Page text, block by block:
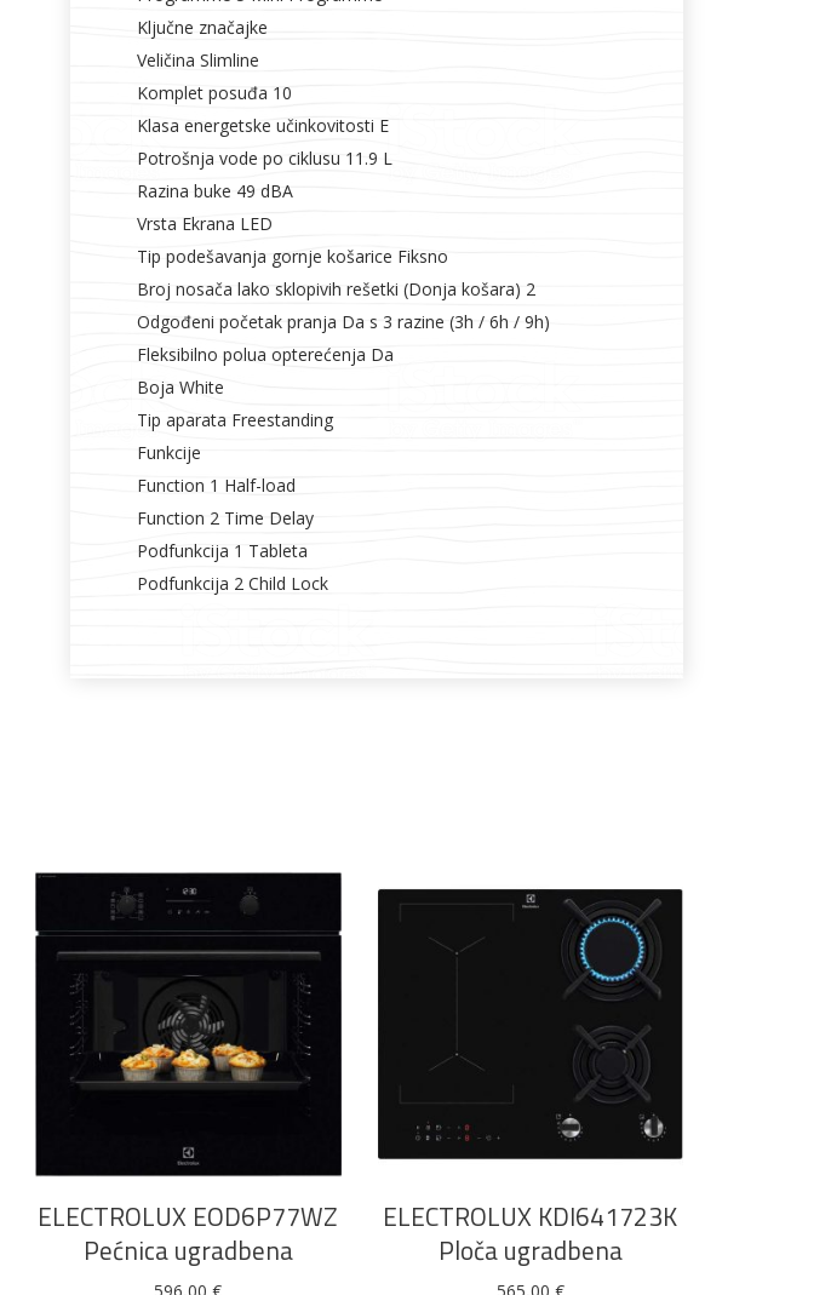
Ključne značajke
Veličina Slimline
Komplet posuđa 10
Klasa energetske učinkovitosti E
Potrošnja vode po ciklusu 11.9 L
Razina buke 49 dBA
Vrsta Ekrana LED
Tip podešavanja gornje košarice Fiksno
Broj nosača lako sklopivih rešetki (Donja košara) 2
Odgođeni početak pranja Da s 3 razine (3h / 6h / 9h)
Fleksibilno polua opterećenja Da
Boja White
Tip aparata Freestanding
Funkcije
Function 1 Half-load
Function 2 Time Delay
Podfunkcija 1 Tableta
Podfunkcija 2 Child Lock
ELECTROLUX EOD6P77WZ
Pećnica ugradbena
596,00€
DODAJ U KOŠARICU
ELECTROLUX KDI641723K
Ploča ugradbena
565,00 €